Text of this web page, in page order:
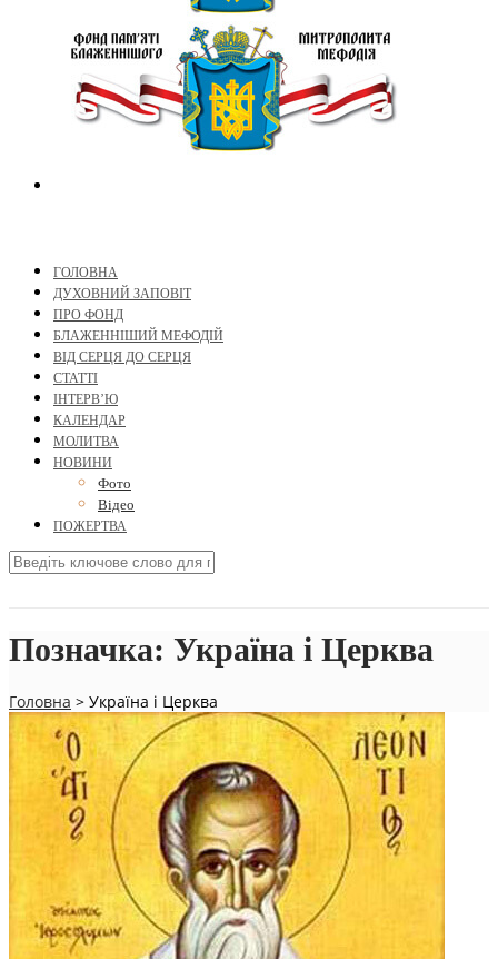
ГОЛОВНА
ДУХОВНИЙ ЗАПОВІТ
ПРО ФОНД
БЛАЖЕННІШИЙ МЕФОДІЙ
ВІД СЕРЦЯ ДО СЕРЦЯ
СТАТТІ
ІНТЕРВ’Ю
КАЛЕНДАР
МОЛИТВА
НОВИНИ
Фото
Відео
ПОЖЕРТВА
Позначка: Україна і Церква
Головна > Україна і Церква